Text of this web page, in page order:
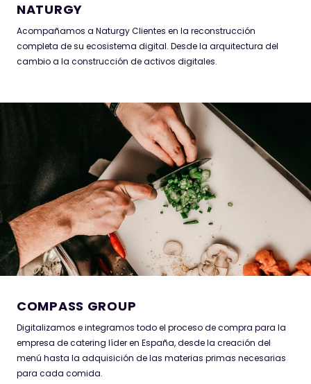
NATURGY
Acompañamos a Naturgy Clientes en la reconstrucción
completa de su ecosistema digital. Desde la arquitectura del
cambio a la construcción de activos digitales.
COMPASS GROUP
Digitalizamos e integramos todo el proceso de compra para la
empresa de catering líder en España, desde la creación del
menú hasta la adquisición de las materias primas necesarias
para cada comida.